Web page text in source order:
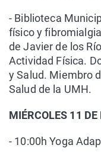
- Biblioteca
físico y
de Javier de los
Actividad Física.
y Salud. Miembro
Salud de la UMH.
MIÉRCOLES 11 DE
- 10:00h Yoga